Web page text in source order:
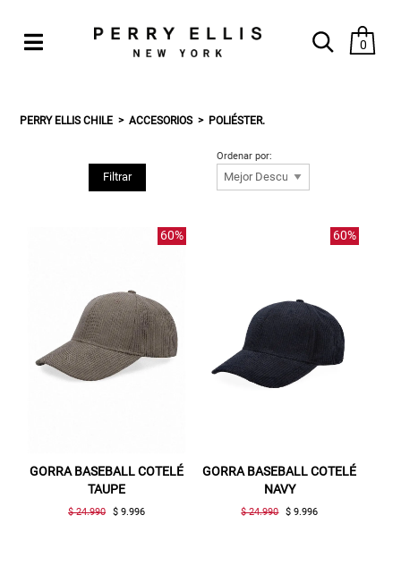
0
PERRY ELLIS CHILE ACCESORIOS POLIÉSTER.
Filtrar
Ordenar por:
60%
GORRA BASEBALL COTELÉ
TAUPE
$ 24.990 $ 9.996
60%
GORRA BASEBALL COTELÉ
NAVY
$ 24.990 $ 9.996